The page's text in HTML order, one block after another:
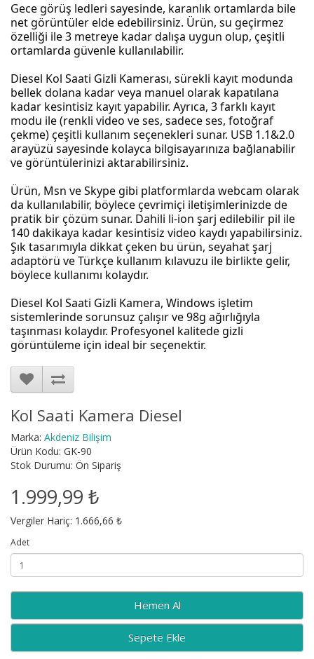
Gece görüş ledleri sayesinde, karanlık ortamlarda bile
net görüntüler elde edebilirsiniz. Ürün, su geçirmez
özelliği ile 3 metreye kadar dalışa uygun olup, çeşitli
ortamlarda güvenle kullanılabilir.
Diesel Kol Saati Gizli Kamerası, sürekli kayıt modunda
bellek dolana kadar veya manuel olarak kapatılana
kadar kesintisiz kayıt yapabilir. Ayrıca, 3 farklı kayıt
modu ile (renkli video ve ses, sadece ses, fotoğraf
çekme) çeşitli kullanım seçenekleri sunar. USB 1.1&2.0
arayüzü sayesinde kolayca bilgisayarınıza bağlanabilir
ve görüntülerinizi aktarabilirsiniz.
Ürün, Msn ve Skype gibi platformlarda webcam olarak
da kullanılabilir, böylece çevrimiçi iletişimlerinizde de
pratik bir çözüm sunar. Dahili li-ion şarj edilebilir pil ile
140 dakikaya kadar kesintisiz video kaydı yapabilirsiniz.
Şık tasarımıyla dikkat çeken bu ürün, seyahat şarj
adaptörü ve Türkçe kullanım kılavuzu ile birlikte gelir,
böylece kullanımı kolaydır.
Diesel Kol Saati Gizli Kamera, Windows işletim
sistemlerinde sorunsuz çalışır ve 98g ağırlığıyla
taşınması kolaydır. Profesyonel kalitede gizli
görüntüleme için ideal bir seçenektir.
Kol Saati Kamera Diesel
Marka: Akdeniz Bilişim
Ürün Kodu: GK-90
Stok Durumu: Ön Sipariş
1.999,99 ₺
Vergiler Hariç: 1.666,66 ₺
Adet
Sepete Ekle